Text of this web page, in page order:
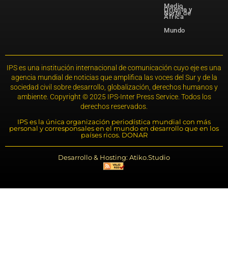
Medio
Oriente y
Norte de
África
Mundo
IPS es una institución internacional de comunicación cuyo eje es una
agencia mundial de noticias que amplifica las voces del Sur y de la
sociedad civil sobre desarrollo, globalización, derechos humanos y
ambiente. Copyright © 2025 IPS-Inter Press Service. Todos los
derechos reservados.
IPS es la única organización periodística mundial con más
personal y corresponsales en el mundo en desarrollo que en los
países ricos. DONAR
Desarrollo & Hosting: Atiko.Studio